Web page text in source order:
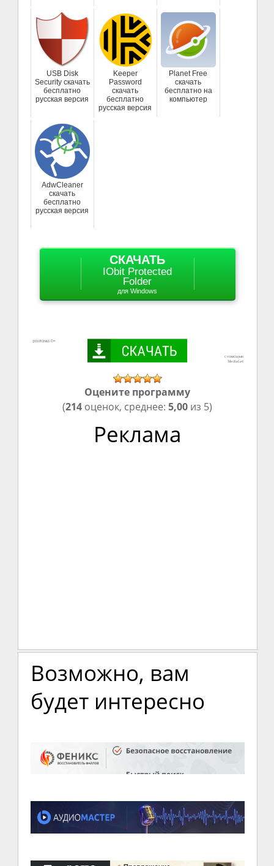
USB Disk
Security скачать
бесплатно
русская версия
Keeper
Password
скачать
бесплатно
русская версия
Planet Free
скачать
бесплатно на
компьютер
AdwCleaner
скачать
бесплатно
русская версия
СКАЧАТЬ
IObit Protected
Folder
для Windows
Оцените программу
(214 оценок, среднее:5,00 из 5)
Реклама
Возможно, вам
будет интересно